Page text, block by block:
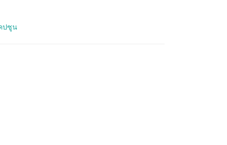
ปซูน